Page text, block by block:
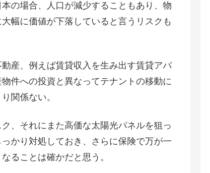
の場合、人口が減少することもあり、物
幅に価値が下落していると言うリスクも
産、例えば賃貸収入を生み出す賃貸アパ
件への投資と異なってテナントの移動に
関係ない。
、それにまた高価な太陽光パネルを狙っ
かり対処しておき、さらに保険で万が一
ることは確かだと思う。